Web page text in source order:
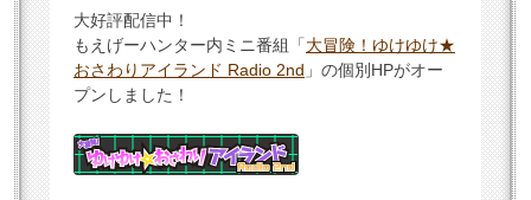
大好評配信中！
もえげーハンター内ミニ番組「大冒険！ゆけゆけ★
おさわりアイランド Radio 2nd 」の個別HPがオー
プンしました！